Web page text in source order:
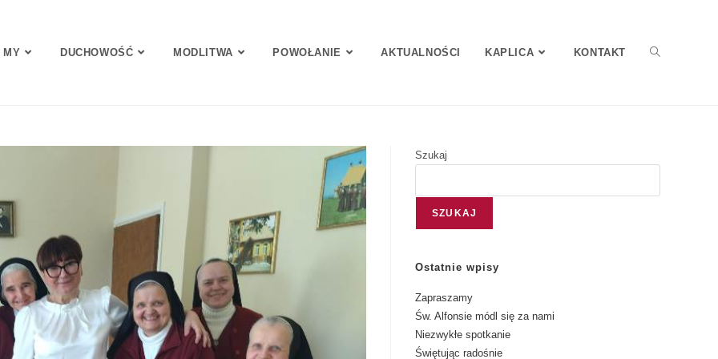
MY DUCHOWOŚĆ MODLITWA POWOŁANIE AKTUALNOŚCI KAPLICA KONTAKT
Szukaj
SZUKAJ
Ostatnie wpisy
Zapraszamy
Św. Alfonsie módl się za nami
Niezwykłe spotkanie
Świętując radośnie